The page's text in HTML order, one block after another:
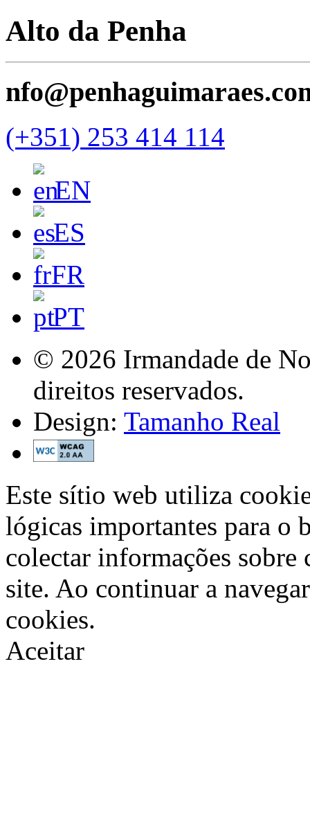
Alto da Penha
(+351) 253 414 114
EN
ES
FR
PT
© 2026 Irmandade de
direitos reservados.
Design: Tamanho Real
Este sítio web utiliza
lógicas importantes para o
colectar informações sobre
site. Ao continuar a
cookies.
Aceitar